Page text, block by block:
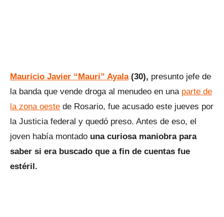
Mauricio Javier “Mauri” Ayala(30), presunto jefe de
la banda que vende droga al menudeo en una parte de
la zona oeste de Rosario, fue acusado este jueves por
la Justicia federal y quedó preso. Antes de eso, el
joven había montado una curiosa maniobra para
saber si era buscado que a fin de cuentas fue
estéril.